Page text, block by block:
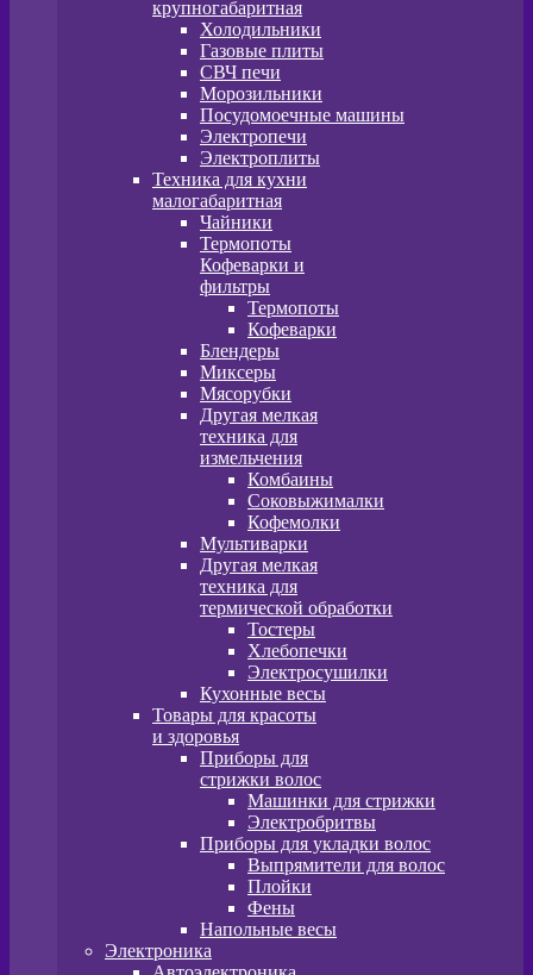
крупногабаритная
Холодильники
Газовые плиты
СВЧ печи
Морозильники
Посудомоечные машины
Электропечи
Электроплиты
Техника для кухни
малогабаритная
Чайники
Термопоты
Кофеварки и
фильтры
Термопоты
Кофеварки
Блендеры
Миксеры
Мясорубки
Другая мелкая
техника для
измельчения
Комбаины
Соковыжималки
Кофемолки
Мультиварки
Другая мелкая
техника для
термической обработки
Тостеры
Хлебопечки
Электросушилки
Кухонные весы
Товары для красоты
и здоровья
Приборы для
стрижки волос
Машинки для стрижки
Электробритвы
Приборы для укладки волос
Выпрямители для волос
Плойки
Фены
Напольные весы
Электроника